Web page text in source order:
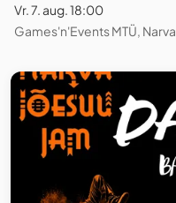
Vr. 7. aug. 18:00
Games'n'Events MTÜ, Narva